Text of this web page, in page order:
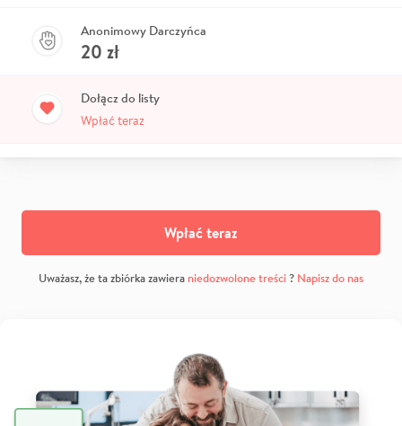
Anonimowy Darczyńca
20 zł
Dołącz do listy
Wpłać teraz
Wpłać teraz
Uważasz, że ta zbiórka zawiera niedozwolone treści? Napisz do nas